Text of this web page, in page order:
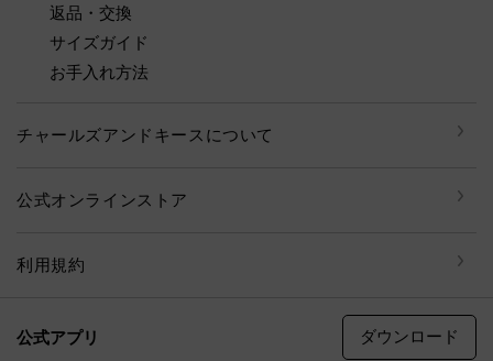
返品・交換
サイズガイド
お手入れ方法
チャールズアンドキースについて
公式オンラインストア
利用規約
公式アプリ ダウンロード